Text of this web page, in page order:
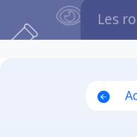
Les